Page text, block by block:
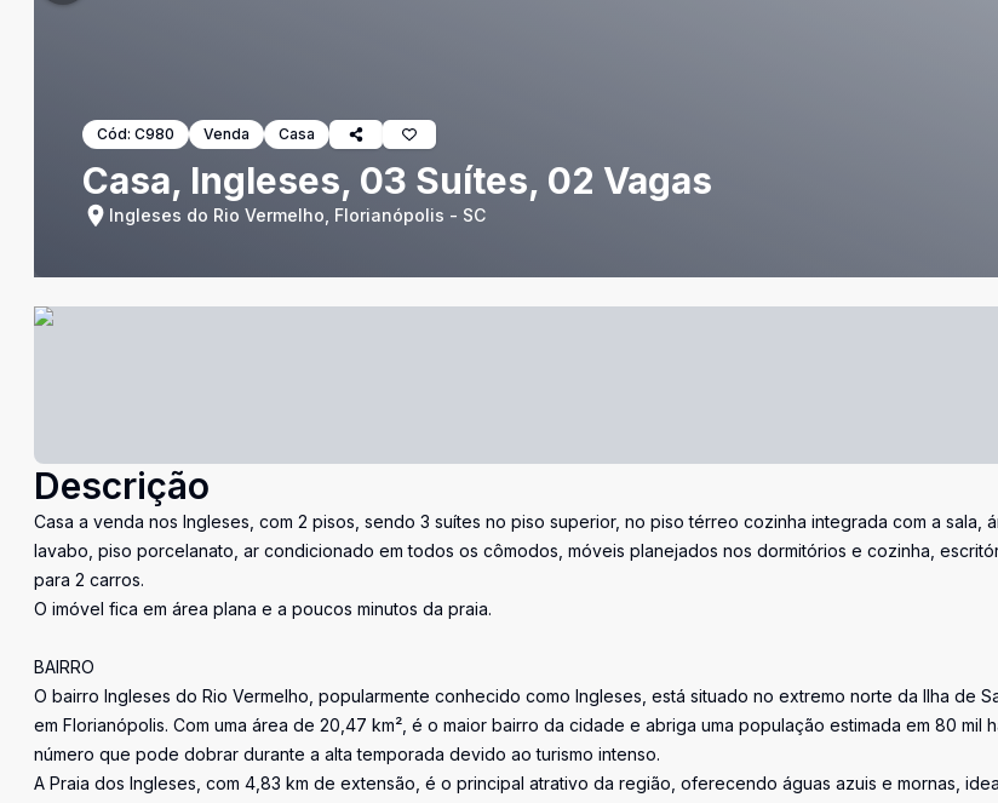
Cód: C980 Venda Casa
Casa, Ingleses, 03 Suítes, 02 Vagas
Ingleses do Rio Vermelho, Florianópolis - SC
Descrição
Casa a venda nos Ingleses, com 2 pisos, sendo 3 suítes no piso superior, no piso térreo cozinha integrada com a sala,
lavabo, piso porcelanato, ar condicionado em todos os cômodos, móveis planejados nos dormitórios e cozinha,
para 2 carros.
O imóvel fica em área plana e a poucos minutos da praia.
BAIRRO
O bairro Ingleses do Rio Vermelho, popularmente conhecido como Ingleses, está situado no extremo norte da Ilha de
em Florianópolis. Com uma área de 20,47 km², é o maior bairro da cidade e abriga uma população estimada em 80 mil
número que pode dobrar durante a alta temporada devido ao turismo intenso.
A Praia dos Ingleses, com 4,83 km de extensão, é o principal atrativo da região, oferecendo águas azuis e mornas,